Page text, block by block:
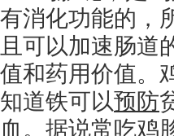
有消化功能的，
且可以加速肠道
值和药用价值。
知道铁可以预防
血。据说常吃鸡